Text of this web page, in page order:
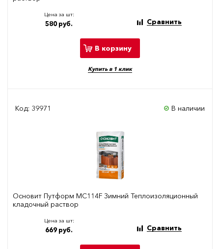
Цена за шт:
580 руб. Сравнить
В корзину
Купить в 1 клик
Код: 39971 В наличии
Основит Путформ МС114F Зимний Теплоизоляционный
кладочный раствор
Цена за шт:
669 руб. Сравнить